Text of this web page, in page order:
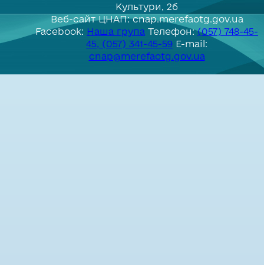
Культури, 2б
Веб-сайт ЦНАП: cnap.merefaotg.gov.ua
Facebook: Наша група Телефон:(057) 748-45-
45, (057) 341-45-59 E-mail:
cnap@merefaotg.gov.ua